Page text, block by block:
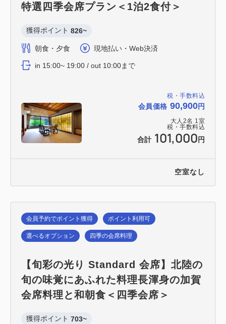
税・手数料込
会員価格 90,900円
大人 2名 1 室
税・手数料込
合計 101,000 円
特選四季会席プラン＜1泊2食付＞
獲得ポイント 826~
朝食・夕食 現地払い・Web決済
in 15:00~ 19:00 / out 10:00まで
空室なし
会員予約でポイント獲得 ポイント利用可
選べるオプション 四季の会席料理
【旬彩の光り Standard 会席】北陸の
旬の味覚にあふれた料理長渾身の加賀
会席料理と和朝食＜四季会席＞
獲得ポイント 703~